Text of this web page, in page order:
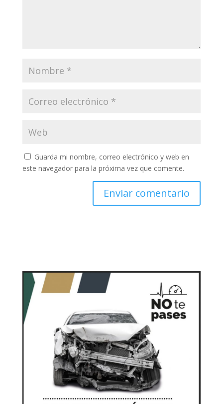
Guarda mi nombre, correo electrónico y web en
este navegador para la próxima vez que comente.